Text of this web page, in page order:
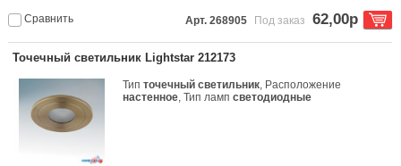
Сравнить Арт. 268905 Под заказ 62,00р
Точечный светильник Lightstar 212173
Типточечный светильник, Расположение
настенное, Тип лампсветодиодные